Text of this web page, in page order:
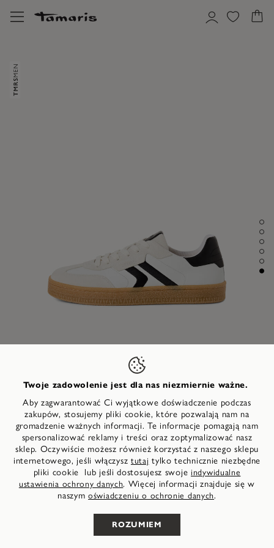
w górę
Sportowe - biały
479,90 zł
WYBIERZ SWÓJ ROZMIAR
Z tymi sneakersami Tamaris Men każdy dzień nabiera
Twoje zadowolenie jest dla nas niezmiernie ważne.
Aby zagwarantować Ci wyjątkowe doświadczenie podczas
zakupów, stosujemy pliki cookie, które pozwalają nam na
gromadzenie ważnych informacji. Te informacje pomagają nam
spersonalizować reklamy i treści oraz zoptymalizować nasz
sklep. Oczywiście możesz również korzystać z naszego sklepu
internetowego, jeśli włączysz tutaj tylko technicznie niezbędne
pliki cookie lub jeśli dostosujesz swoje indywidualne
ustawienia ochrony danych. Więcej informacji znajduje się w
naszymoświadczeniu o ochronie danych.
ROZUMIEM